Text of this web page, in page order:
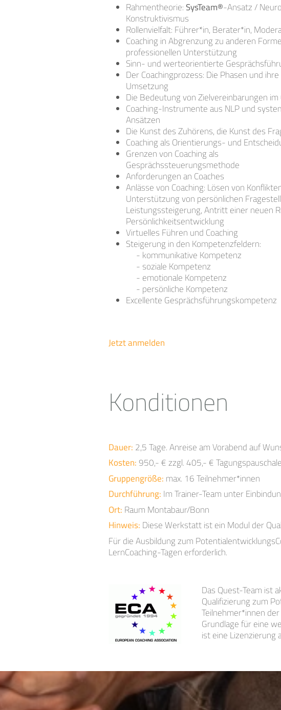
Rahmentheorie: SysTeam®-Ansatz /
Konstruktivismus
Rollenvielfalt: Führer*in, Berater*in,
Coaching in Abgrenzung zu anderen
professionellen Unterstützung
Sinn- und werteorientierte
Der Coachingprozess: Die Phasen und
Umsetzung
Die Bedeutung von Zielvereinbarungen im
Coaching-Instrumente aus NLP und
Ansätzen
Die Kunst des Zuhörens, die Kunst des
Coaching als Orientierungs- und
Grenzen von Coaching als
Gesprächssteuerungsmethode
Anforderungen an Coaches
Anlässe von Coaching: Lösen von
Unterstützung von persönlichen
Leistungssteigerung, Antritt einer neuen
Persönlichkeitsentwicklung
Virtuelles Führen und Coaching
Steigerung in den Kompetenzfeldern:
- kommunikative Kompetenz
- soziale Kompetenz
- emotionale Kompetenz
- persönliche Kompetenz
Excellente Gesprächsführungskompetenz
Jetzt anmelden
Konditionen
Dauer: 2,5 Tage. Anreise am Vorabend auf
Kosten: 950,- € zzgl. 405,- €
Gruppengröße: max. 16 Teilnehmer*innen
Durchführung: Im Trainer-Team unter
Ort: Raum Montabaur/Bonn
Hinweis: Diese Werkstatt ist ein Modul der
Für die Ausbildung zum
LernCoaching-Tagen erforderlich.
Das Quest-Team ist
Qualifizierung zum
Teilnehmer*innen
Grundlage für eine
ist eine Lizenzierung